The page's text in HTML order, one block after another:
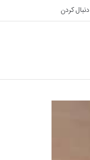
دنبال کردن